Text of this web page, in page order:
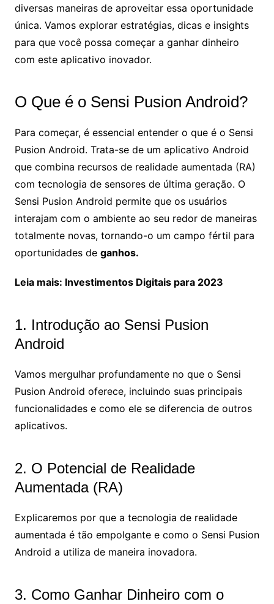
diversas maneiras de aproveitar essa oportunidade
única. Vamos explorar estratégias, dicas e insights
para que você possa começar a ganhar dinheiro
com este aplicativo inovador.
O Que é o Sensi Pusion Android?
Para começar, é essencial entender o que é o Sensi
Pusion Android. Trata-se de um aplicativo Android
que combina recursos de realidade aumentada (RA)
com tecnologia de sensores de última geração. O
Sensi Pusion Android permite que os usuários
interajam com o ambiente ao seu redor de maneiras
totalmente novas, tornando-o um campo fértil para
oportunidades de ganhos.
Leia mais: Investimentos Digitais para 2023
1. Introdução ao Sensi Pusion
Android
Vamos mergulhar profundamente no que o Sensi
Pusion Android oferece, incluindo suas principais
funcionalidades e como ele se diferencia de outros
aplicativos.
2. O Potencial de Realidade
Aumentada (RA)
Explicaremos por que a tecnologia de realidade
aumentada é tão empolgante e como o Sensi Pusion
Android a utiliza de maneira inovadora.
3. Como Ganhar Dinheiro com o